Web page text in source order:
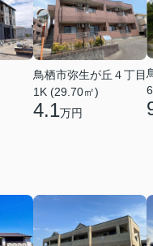
鳥栖市弥生が丘４丁目
1K (29.70㎡)
4.1万円